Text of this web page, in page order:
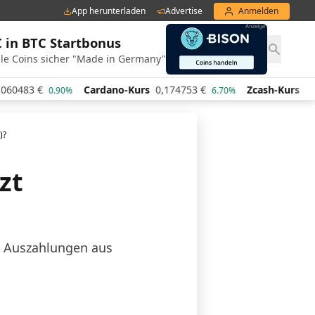
App herunterladen Advertise Anmelden
in BTC Startbonus
Coins sicher "Made in Germany"
0.90% Cardano-Kurs 0,174753 € 6.70% Zcash-Kurs 444,40 €
aus